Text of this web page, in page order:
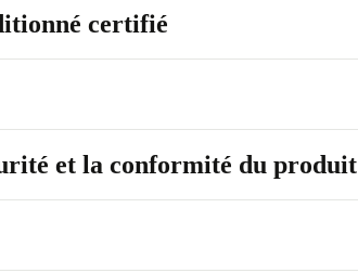
certifié
et la conformité du produit